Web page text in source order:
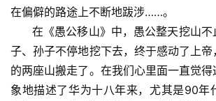
在偏僻的路途上不断地跋涉……。
在《愚公移山》中，愚公整天挖山不
子、孙子不停地挖下去，终于感动了上
的两座山搬走了。在我们心里面一直觉
象地描述了华为十八年来，尤其是90年